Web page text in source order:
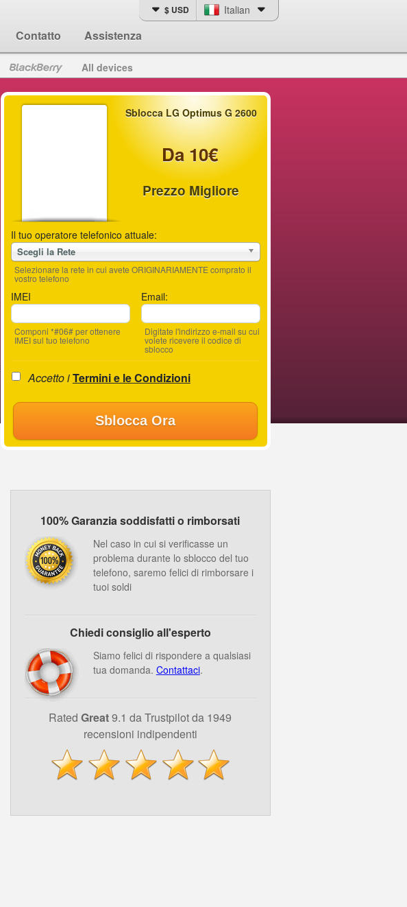
Contatto Assistenza
$ USD Italian
All devices
Sblocca LG Optimus G 2600
Da 10€
Prezzo Migliore
Il tuo operatore telefonico attuale:
Scegli la Rete
Selezionare la rete in cui avete ORIGINARIAMENTE comprato il
vostro telefono
IMEI
Componi *#06# per ottenere
IMEI sul tuo telefono
Email:
Digitate l'indirizzo e-mail su cui
volete ricevere il codice di
sblocco
Accetto iTermini e le Condizioni
Sblocca Ora
100% Garanzia soddisfatti o rimborsati
Nel caso in cui si verificasse un
problema durante lo sblocco del tuo
telefono, saremo felici di rimborsare i
tuoi soldi
Chiedi consiglio all'esperto
Siamo felici di rispondere a qualsiasi
tua domanda. Contattaci.
RatedGreat9.1 da Trustpilot da 1949
recensioni indipendenti